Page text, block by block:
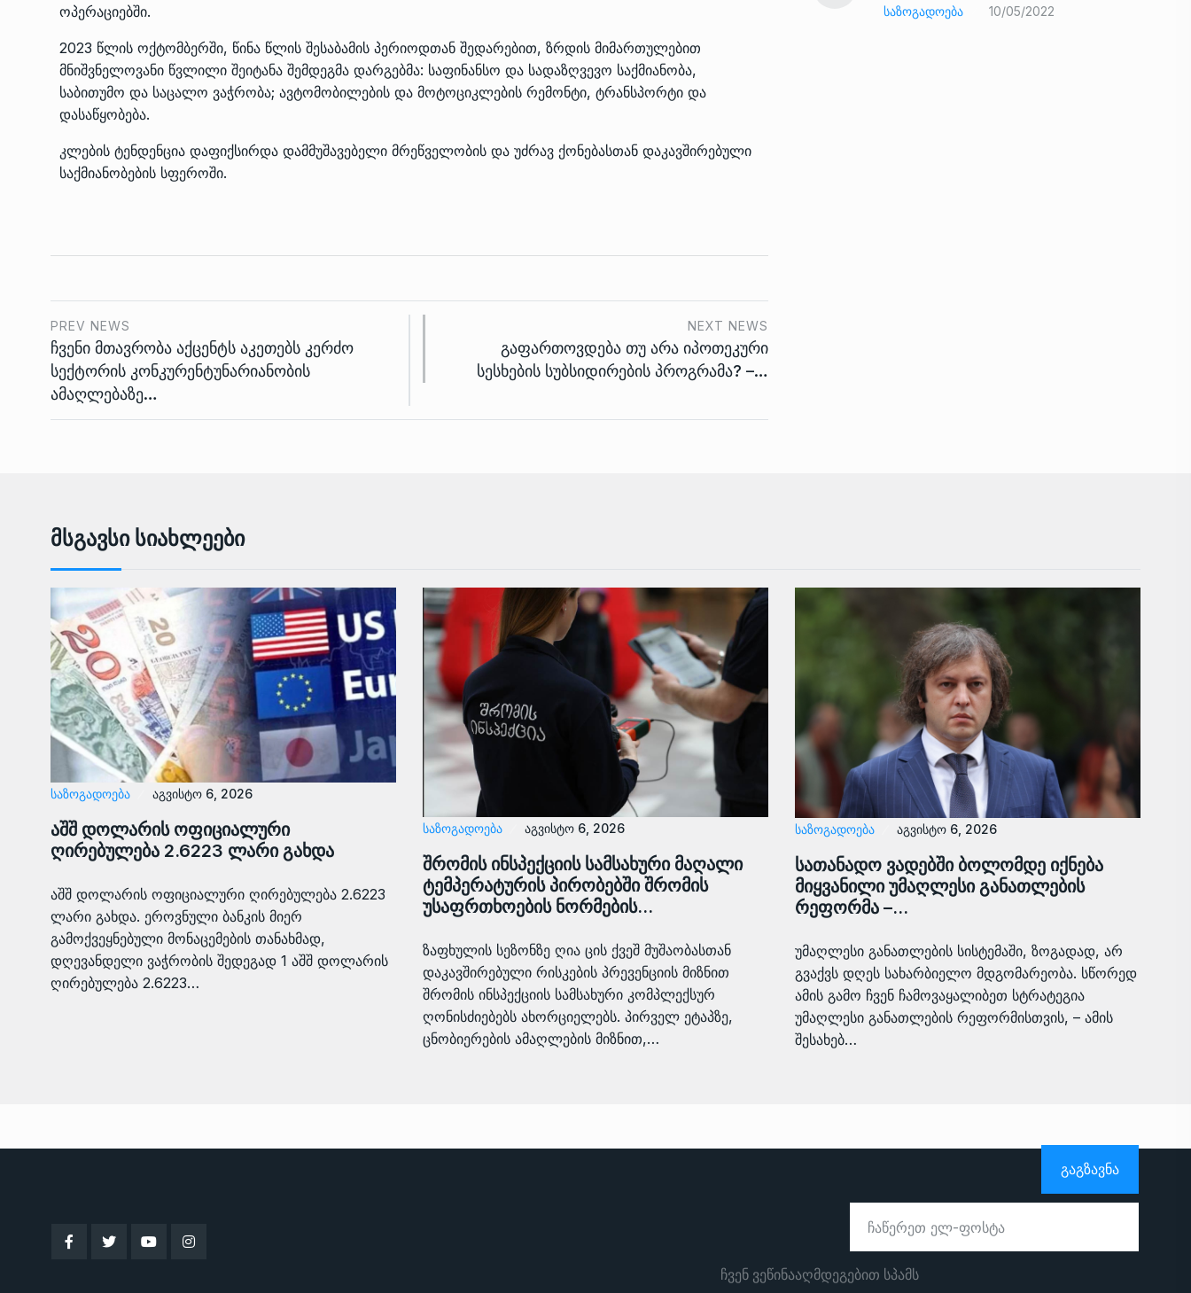
ოპერაციებში.
2023 წლის ოქტომბერში, წინა წლის შესაბამის პერიოდთან შედარებით, ზრდის მიმართულებით
მნიშვნელოვანი წვლილი შეიტანა შემდეგმა დარგებმა: საფინანსო და სადაზღვევო საქმიანობა,
საბითუმო და საცალო ვაჭრობა; ავტომობილების და მოტოციკლების რემონტი, ტრანსპორტი და
დასაწყობება.
კლების ტენდენცია დაფიქსირდა დამმუშავებელი მრეწველობის და უძრავ ქონებასთან დაკავშირებული
საქმიანობების სფეროში.
PREV NEWS
ჩვენი მთავრობა აქცენტს აკეთებს კერძო
სექტორის კონკურენტუნარიანობის
ამაღლებაზე…
NEXT NEWS
გაფართოვდება თუ არა იპოთეკური
სესხების სუბსიდირების პროგრამა? –…
10
ბალეტის…
ᲙᲣᲚᲢᲣᲠᲐ 13/05/2022
ᲒᲐᲜᲐᲗᲚᲔᲑᲐ 15/05/2022
ᲡᲐᲖᲝᲒᲐᲓᲝᲔᲑᲐ 10/05/2022
Მსგავსი Სიახლეები
ᲡᲐᲖᲝᲒᲐᲓᲝᲔᲑᲐ აგვისტო 6, 2026
აშშ დოლარის ოფიციალური
ღირებულება 2.6223 ლარი გახდა
აშშ დოლარის ოფიციალური ღირებულება 2.6223
ლარი გახდა. ეროვნული ბანკის მიერ
გამოქვეყნებული მონაცემების თანახმად,
დღევანდელი ვაჭრობის შედეგად 1 აშშ დოლარის
ღირებულება 2.6223…
ᲡᲐᲖᲝᲒᲐᲓᲝᲔᲑᲐ აგვისტო 6, 2026
შრომის ინსპექციის სამსახური მაღალი
ტემპერატურის პირობებში შრომის
უსაფრთხოების ნორმების…
ზაფხულის სეზონზე ღია ცის ქვეშ მუშაობასთან
დაკავშირებული რისკების პრევენციის მიზნით
შრომის ინსპექციის სამსახური კომპლექსურ
ღონისძიებებს ახორციელებს. პირველ ეტაპზე,
ცნობიერების ამაღლების მიზნით,…
ᲡᲐᲖᲝᲒᲐᲓᲝᲔᲑᲐ აგვისტო 6, 2026
სათანადო ვადებში ბოლომდე იქნება
მიყვანილი უმაღლესი განათლების
რეფორმა –…
უმაღლესი განათლების სისტემაში, ზოგადად, არ
გვაქვს დღეს სახარბიელო მდგომარეობა. სწორედ
ამის გამო ჩვენ ჩამოვაყალიბეთ სტრატეგია
უმაღლესი განათლების რეფორმისთვის, – ამის
შესახებ…
ᲒᲐᲒᲖᲐᲕᲜᲐ
ჩვენ ვეწინააღმდეგებით სპამს